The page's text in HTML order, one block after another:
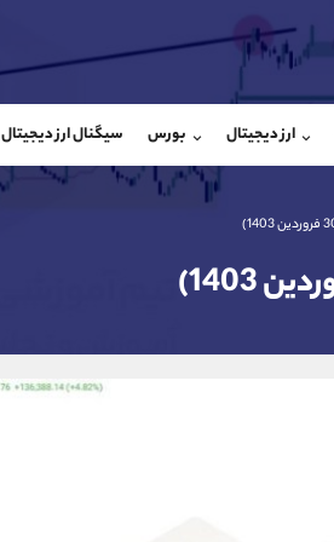
ارز دیجیتال بورس سیگنال ارز دیجیتال
شروع گفتگو